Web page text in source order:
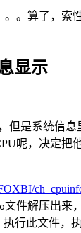
。。算了，索
显示
但是系统信息
呢，决定把
文件解压出来
执行此文件，